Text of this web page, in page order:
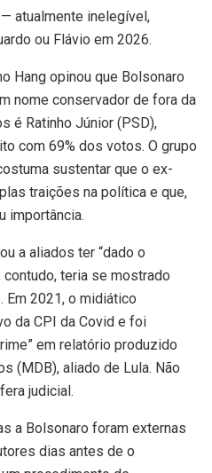
atualmente inelegível,
ou Flávio em 2026.
Hang opinou que Bolsonaro
nome conservador de fora da
é Ratinho Júnior (PSD),
com 69% dos votos. O grupo
sustentar que o ex-
traições na política e que,
importância.
a aliados ter “dado o
contudo, teria se mostrado
2021, o midiático
da CPI da Covid e foi
em relatório produzido
(MDB), aliado de Lula. Não
judicial.
a Bolsonaro foram externas
dias antes de o